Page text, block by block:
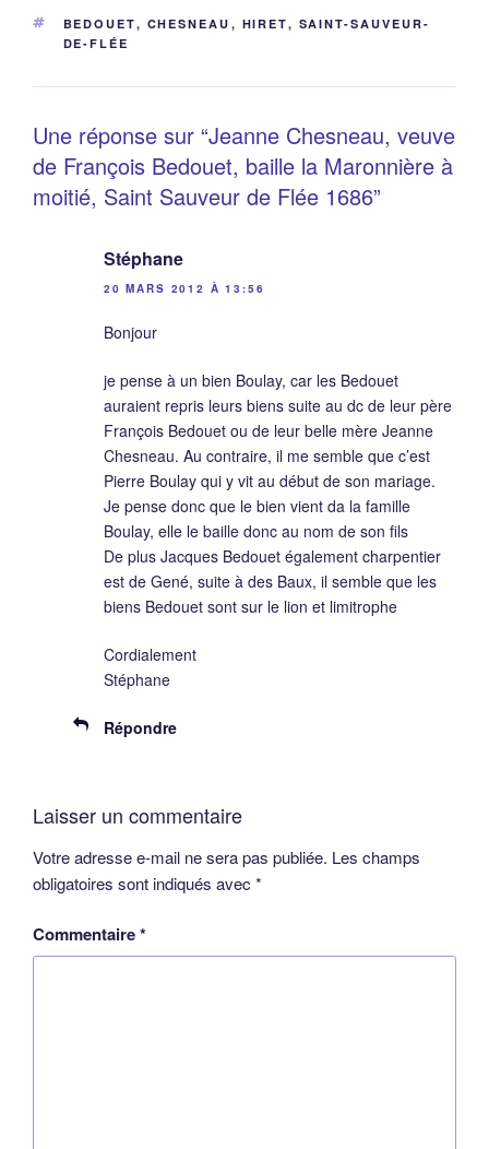
ÉTIQUETTES
BEDOUET, CHESNEAU , HIRET, SAINT-SAUVEUR-
DE-FLÉE
Une réponse sur “Jeanne Chesneau, veuve
de François Bedouet, baille la Maronnière à
moitié, Saint Sauveur de Flée 1686”
Stéphane
20 MARS 2012 À 13:56
Bonjour
je pense à un bien Boulay, car les Bedouet
auraient repris leurs biens suite au dc de leur père
François Bedouet ou de leur belle mère Jeanne
Chesneau. Au contraire, il me semble que c’est
Pierre Boulay qui y vit au début de son mariage.
Je pense donc que le bien vient da la famille
Boulay, elle le baille donc au nom de son fils
De plus Jacques Bedouet également charpentier
est de Gené, suite à des Baux, il semble que les
biens Bedouet sont sur le lion et limitrophe
Cordialement
Stéphane
Répondre
Laisser un commentaire
Votre adresse e-mail ne sera pas publiée. Les champs
obligatoires sont indiqués avec *
Commentaire*